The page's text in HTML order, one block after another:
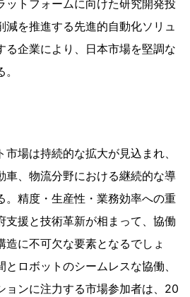
ットフォームに向けた研究開発投
減を推進する先進的自動化ソリュ
る企業により、日本市場を堅調な
場は持続的な拡大が見込まれ、
車、物流分野における継続的な導
。精度・生産性・業務効率への重
支援と技術革新が相まって、協働
造に不可欠な要素となるでしょ
ロボットのシームレスな協働、
ョンに注力する市場参加者は、20